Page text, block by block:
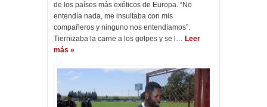
de los países más exóticos de Europa. “No
entendía nada, me insultaba con mis
compañeros y ninguno nos entendíamos”.
Tiernizaba la carne a los golpes y se l… Leer
más »